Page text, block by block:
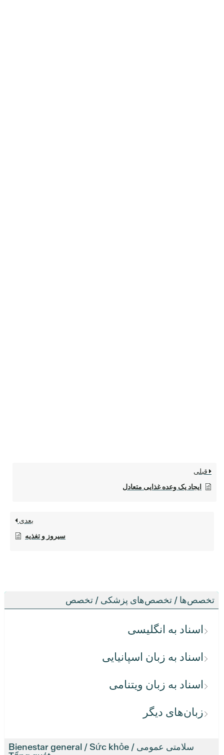
تخصص‌ها / تخصص‌های پزشکی / تخصص
اسناد به انگلیسی
اسناد به زبان اسپانیایی
اسناد به زبان ویتنامی
زبان‌های دیگر
سلامتی عمومی / Bienestar general / Sức khỏe
قبلی
ایجاد یک وعده غذایی متعادل
بعدی
سیروز و تغذیه